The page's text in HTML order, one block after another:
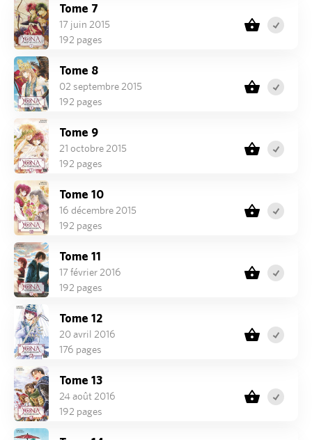
Tome 7
17 juin 2015
192 pages
Tome 8
02 septembre 2015
192 pages
Tome 9
21 octobre 2015
192 pages
Tome 10
16 décembre 2015
192 pages
Tome 11
17 février 2016
192 pages
Tome 12
20 avril 2016
176 pages
Tome 13
24 août 2016
192 pages